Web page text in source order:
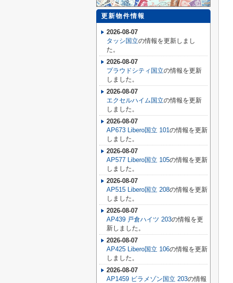
更新物件情報
2026-08-07
タッシ国立の情報を更新しまし
た。
2026-08-07
プラウドシティ国立の情報を更新
しました。
2026-08-07
エクセルハイム国立の情報を更新
しました。
2026-08-07
AP673 Libero国立 101の情報を更新
しました。
2026-08-07
AP577 Libero国立 105の情報を更新
しました。
2026-08-07
AP515 Libero国立 208の情報を更新
しました。
2026-08-07
AP439 戸倉ハイツ 203の情報を更
新しました。
2026-08-07
AP425 Libero国立 106の情報を更新
しました。
2026-08-07
AP1459 ビラメゾン国立 203の情報